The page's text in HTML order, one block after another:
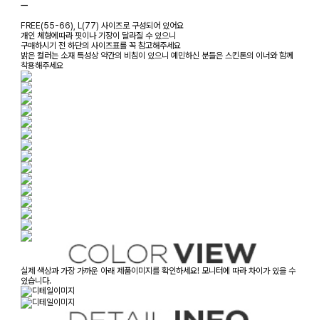
ㅡ
FREE(55-66), L(77) 사이즈로 구성되어 있어요
개인 체형에따라 핏이나 기장이 달라질 수 있으니
구매하시기 전 하단의 사이즈표를 꼭 참고해주세요
밝은 컬러는 소재 특성상 약간의 비침이 있으니 예민하신 분들은 스킨톤의 이너와 함께
착용해주세요
실제 색상과 가장 가까운 아래 제품이미지를 확인하세요! 모니터에 따라 차이가 있을 수
있습니다.